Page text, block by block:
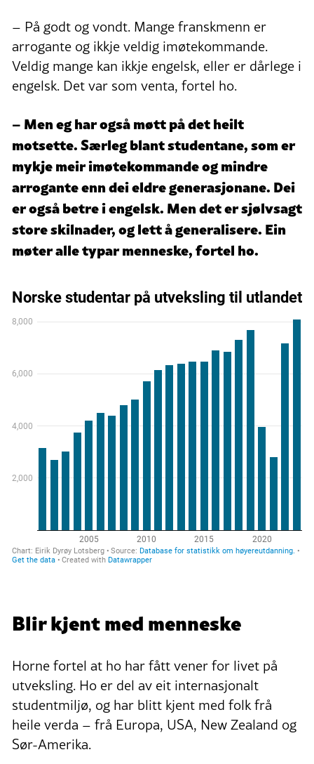
– På godt og vondt. Mange franskmenn er
arrogante og ikkje veldig imøtekommande.
Veldig mange kan ikkje engelsk, eller er dårlege i
engelsk. Det var som venta, fortel ho.
– Men eg har også møtt på det heilt
motsette. Særleg blant studentane, som er
mykje meir imøtekommande og mindre
arrogante enn dei eldre generasjonane. Dei
er også betre i engelsk. Men det er sjølvsagt
store skilnader, og lett å generalisere. Ein
møter alle typar menneske, fortel ho.
Blir kjent med menneske
Horne fortel at ho har fått vener for livet på
utveksling. Ho er del av eit internasjonalt
studentmiljø, og har blitt kjent med folk frå
heile verda – frå Europa, USA, New Zealand og
Sør-Amerika.